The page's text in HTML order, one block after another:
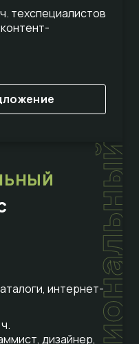
техспециалистов
интернет-
дизайнер,